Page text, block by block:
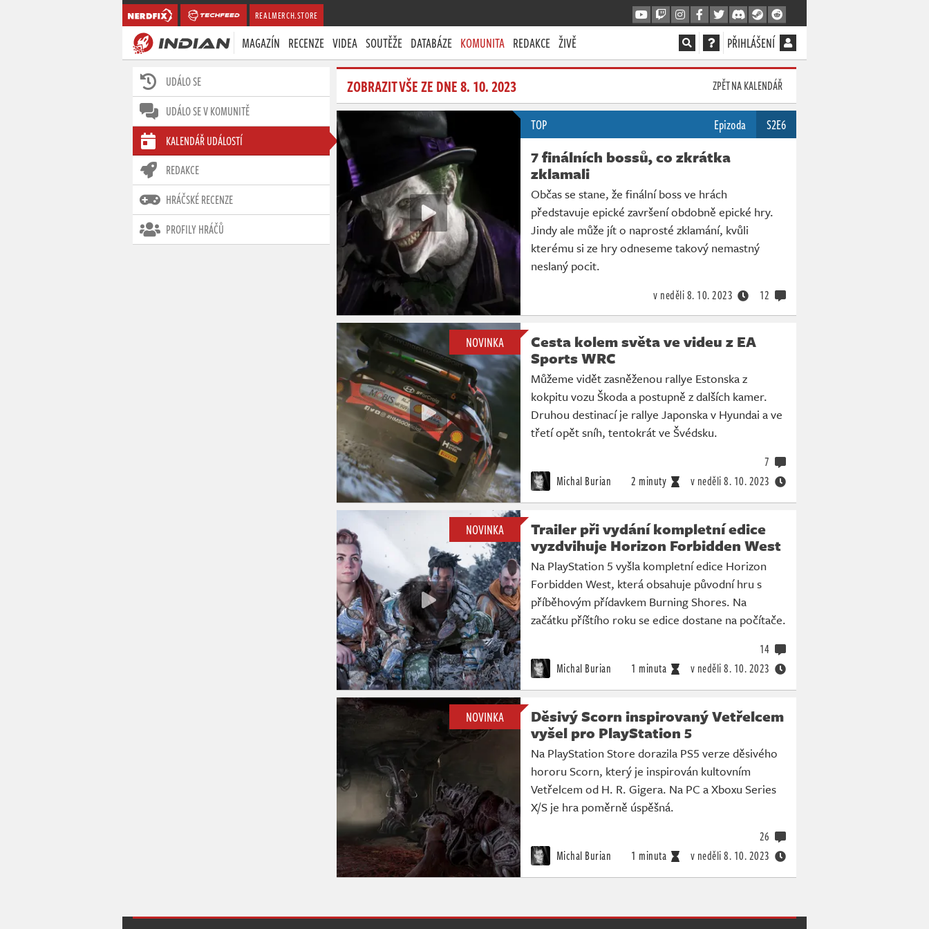
REALMERCH.STORE
MAGAZÍN RECENZE VIDEA SOUTĚŽE DATABÁZE KOMUNITA REDAKCE ŽIVĚ PŘIHLÁŠENÍ
UDÁLO SE
UDÁLO SE V KOMUNITĚ
KALENDÁŘ UDÁLOSTÍ
REDAKCE
HRÁČSKÉ RECENZE
PROFILY HRÁČŮ
ZOBRAZIT VŠE ZE DNE 8. 10. 2023 ZPĚT NA KALENDÁŘ
TOP Epizoda S2E6
7 finálních bossů, co zkrátka
zklamali
Občas se stane, že finální boss ve hrách
představuje epické završení obdobně epické hry.
Jindy ale může jít o naprosté zklamání, kvůli
kterému si ze hry odneseme takový nemastný
neslaný pocit.
v neděli8. 10. 2023 12
NOVINKA
Cesta kolem světa ve videu z EA
Sports WRC
Můžeme vidět zasněženou rallye Estonska z
kokpitu vozu Škoda a postupně z dalších kamer.
Druhou destinací je rallye Japonska v Hyundai a ve
třetí opět sníh, tentokrát ve Švédsku.
Michal Burian 2 minuty v neděli8. 10. 2023
7
NOVINKA
Trailer při vydání kompletní edice
vyzdvihuje Horizon Forbidden West
Na PlayStation 5 vyšla kompletní edice Horizon
Forbidden West, která obsahuje původní hru s
příběhovým přídavkem Burning Shores. Na
začátku příštího roku se edice dostane na počítače.
Michal Burian 1 minuta v neděli8. 10. 2023
14
NOVINKA
Děsivý Scorn inspirovaný Vetřelcem
vyšel pro PlayStation 5
Na PlayStation Store dorazila PS5 verze děsivého
hororu Scorn, který je inspirován kultovním
Vetřelcem od H. R. Gigera. Na PC a Xboxu Series
X/S je hra poměrně úspěšná.
Michal Burian 1 minuta v neděli8. 10. 2023
26